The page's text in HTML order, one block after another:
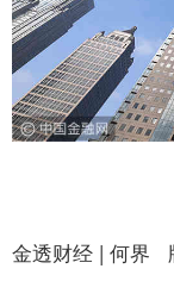
金透财经 | 何界